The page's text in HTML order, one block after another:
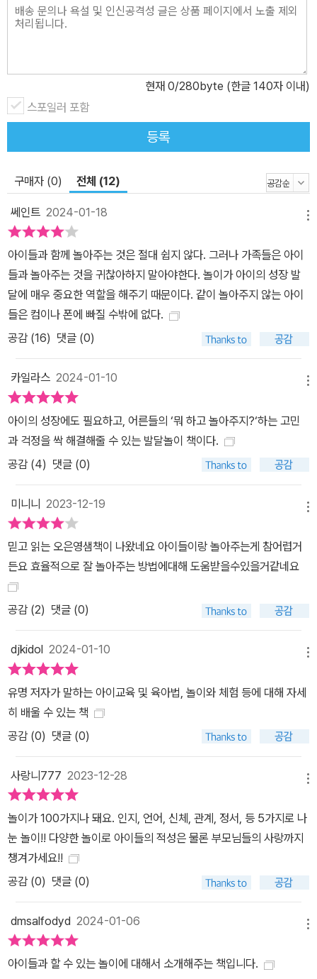
현재 0/280byte (한글 140자 이내)
스포일러 포함
등록
구매자 (0) 전체 (12)
쎄인트 2024-01-18
아이들과 함께 놀아주는 것은 절대 쉽지 않다. 그러나 가족들은 아이
들과 놀아주는 것을 귀찮아하지 말아야한다. 놀이가 아이의 성장 발
달에 매우 중요한 역할을 해주기 때문이다. 같이 놀아주지 않는 아이
들은 컴이나 폰에 빠질 수밖에 없다.
공감 (16) 댓글 (0)
카일라스 2024-01-10
아이의 성장에도 필요하고, 어른들의 ‘뭐 하고 놀아주지?‘하는 고민
과 걱정을 싹 해결해줄 수 있는 발달놀이 책이다.
공감 (4) 댓글 (0)
미니니 2023-12-19
믿고 읽는 오은영샘책이 나왔네요 아이들이랑 놀아주는게 참어렵거
든요 효율적으로 잘 놀아주는 방법에대해 도움받을수있을거같네요
공감 (2) 댓글 (0)
djkidol 2024-01-10
유명 저자가 말하는 아이교육 및 육아법, 놀이와 체험 등에 대해 자세
히 배울 수 있는 책
공감 (0) 댓글 (0)
사랑니777 2023-12-28
놀이가 100가지나 돼요. 인지, 언어, 신체, 관계, 정서, 등 5가지로 나
눈 놀이!! 다양한 놀이로 아이들의 적성은 물론 부모님들의 사랑까지
챙겨가세요!!
공감 (0) 댓글 (0)
dmsalfodyd 2024-01-06
아이들과 할 수 있는 놀이에 대해서 소개해주는 책입니다.